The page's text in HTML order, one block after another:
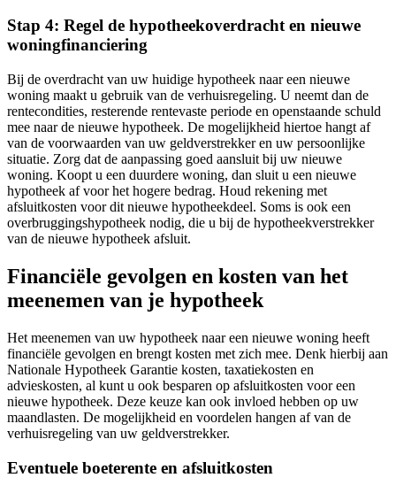
Stap 4: Regel de hypotheekoverdracht en nieuwe
woningfinanciering
Bij de overdracht van uw huidige hypotheek naar een nieuwe
woning maakt u gebruik van de verhuisregeling. U neemt dan de
rentecondities, resterende rentevaste periode en openstaande schuld
mee naar de nieuwe hypotheek. De mogelijkheid hiertoe hangt af
van de voorwaarden van uw geldverstrekker en uw persoonlijke
situatie. Zorg dat de aanpassing goed aansluit bij uw nieuwe
woning. Koopt u een duurdere woning, dan sluit u een nieuwe
hypotheek af voor het hogere bedrag. Houd rekening met
afsluitkosten voor dit nieuwe hypotheekdeel. Soms is ook een
overbruggingshypotheek nodig, die u bij de hypotheekverstrekker
van de nieuwe hypotheek afsluit.
Financiële gevolgen en kosten van het
meenemen van je hypotheek
Het meenemen van uw hypotheek naar een nieuwe woning heeft
financiële gevolgen en brengt kosten met zich mee. Denk hierbij aan
Nationale Hypotheek Garantie kosten, taxatiekosten en
advieskosten, al kunt u ook besparen op afsluitkosten voor een
nieuwe hypotheek. Deze keuze kan ook invloed hebben op uw
maandlasten. De mogelijkheid en voordelen hangen af van de
verhuisregeling van uw geldverstrekker.
Eventuele boeterente en afsluitkosten